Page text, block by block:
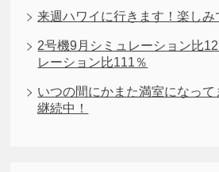
来週ハワイに行きます！楽しみ
2号機9月シミュレーション比
レーション比111％
いつの間にかまた満室になっ
継続中！